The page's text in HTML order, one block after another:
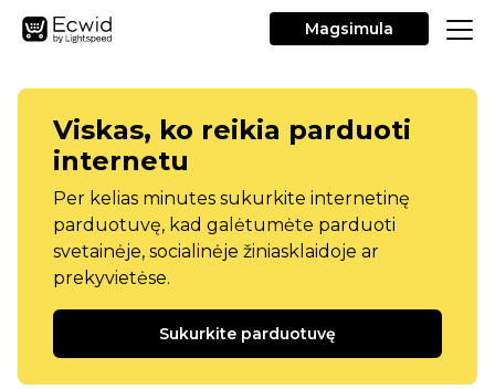
Magsimula
Viskas, ko reikia parduoti
internetu
Per kelias minutes sukurkite internetinę
parduotuvę, kad galėtumėte parduoti
svetainėje, socialinėje žiniasklaidoje ar
prekyvietėse.
Sukurkite parduotuvę